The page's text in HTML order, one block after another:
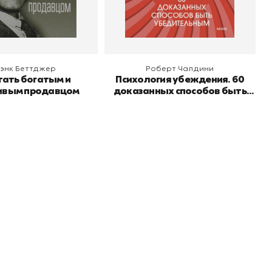
Беттджер
богатым и
продавцом
В корзину
Роберт Чалдини
Психология убеждения. 60
доказанных способов быть